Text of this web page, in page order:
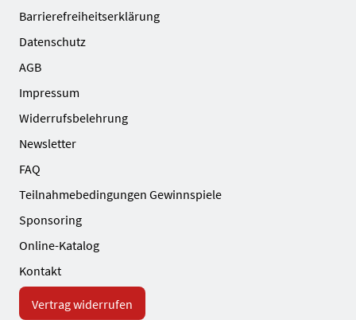
Barrierefreiheitserklärung
Datenschutz
AGB
Impressum
Widerrufsbelehrung
Newsletter
FAQ
Teilnahmebedingungen Gewinnspiele
Sponsoring
Online-Katalog
Kontakt
Vertrag widerrufen